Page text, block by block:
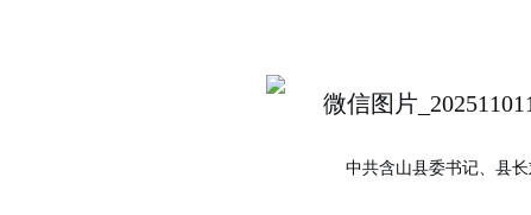
中共含山县委书记、县